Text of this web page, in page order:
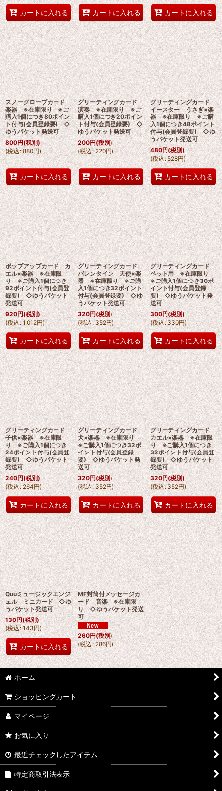
カートに入れる カートに入れる カートに入れる
スノーグローブカード
楽器 ※在庫限り ※ご
購入1個につき80ポイン
ト付与(会員登録要) ◇
ゆうパケット発送可
800円(税別)
(税込: 880円)
カートに入れる
グリーティングカード
演奏 ※在庫限り ※ご
購入1個につき20ポイン
ト付与(会員登録要) ◇
ゆうパケット発送可
200円(税別)
(税込: 220円)
カートに入れる
グリーティングカード
イースター うさぎ×楽
器 ※在庫限り ※ご購
入1個につき48ポイント
付与(会員登録要) ◇ゆ
うパケット発送可
480円(税別)
(税込: 528円)
カートに入れる
ポップアップカード カ
エル×楽器 ※在庫限
り ※ご購入1個につき
92ポイント付与(会員登
録要) ◇ゆうパケット
発送可
920円(税別)
(税込: 1,012円)
カートに入れる
グリーティングカード
バレンタイン 天使×楽
器 ※在庫限り ※ご購
入1個につき32ポイント
付与(会員登録要) ◇ゆ
うパケット発送可
320円(税別)
(税込: 352円)
カートに入れる
グリーティングカード
ペット用 ※在庫限り
※ご購入1個につき30ポ
イント付与(会員登録
要) ◇ゆうパケット発
送可
300円(税別)
(税込: 330円)
カートに入れる
グリーティングカード
子供×楽器 ※在庫限
り ※ご購入1個につき
24ポイント付与(会員登
録要) ◇ゆうパケット
発送可
240円(税別)
(税込: 264円)
カートに入れる
グリーティングカード
犬×楽器 ※在庫限り
※ご購入1個につき32ポ
イント付与(会員登録
要) ◇ゆうパケット発
送可
320円(税別)
(税込: 352円)
カートに入れる
グリーティングカード
カエル×楽器 ※在庫限
り ※ご購入1個につき
32ポイント付与(会員登
録要) ◇ゆうパケット
発送可
320円(税別)
(税込: 352円)
カートに入れる
Quuミュージックエンジ
ェル ミニカード ◇ゆ
うパケット発送可
130円(税別)
(税込: 143円)
カートに入れる
MF封筒付メッセージカ
ード 音楽 ※在庫限
り ◇ゆうパケット発送
可
260円(税別)
(税込: 286円)
ホーム
ショッピングカート
マイページ
お気に入り
最近チェックしたアイテム
特定商取引法表示